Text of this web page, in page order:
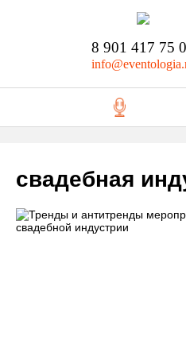
8 901 417 75
свадебная